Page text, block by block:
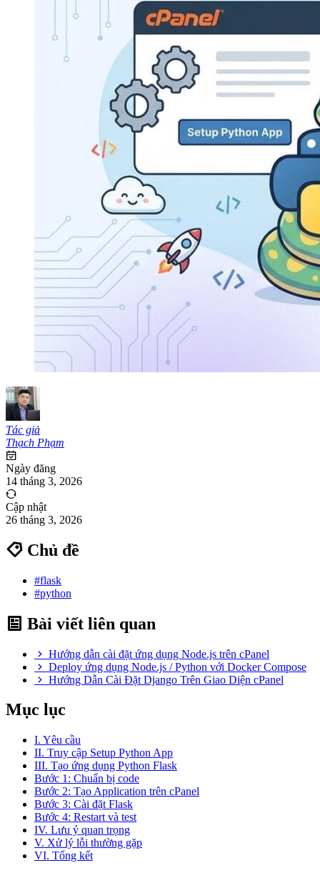
Tác giả
Thạch Phạm
Ngày đăng
14 tháng 3, 2026
Cập nhật
26 tháng 3, 2026
Chủ đề
#flask
#python
Bài viết liên quan
Hướng dẫn cài đặt ứng dụng Node.js trên cPanel
Deploy ứng dụng Node.js / Python với Docker Compose
Hướng Dẫn Cài Đặt Django Trên Giao Diện cPanel
Mục lục
I. Yêu cầu
II. Truy cập Setup Python App
III. Tạo ứng dụng Python Flask
Bước 1: Chuẩn bị code
Bước 2: Tạo Application trên cPanel
Bước 3: Cài đặt Flask
Bước 4: Restart và test
IV. Lưu ý quan trọng
V. Xử lý lỗi thường gặp
VI. Tổng kết